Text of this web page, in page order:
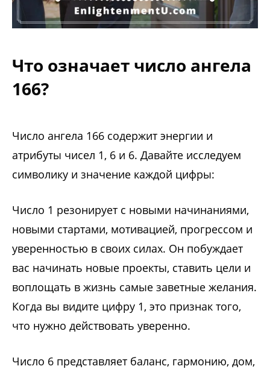
Что означает число ангела
166?
Число ангела 166 содержит энергии и
атрибуты чисел 1, 6 и 6. Давайте исследуем
символику и значение каждой цифры:
Число 1 резонирует с новыми начинаниями,
новыми стартами, мотивацией, прогрессом и
уверенностью в своих силах. Он побуждает
вас начинать новые проекты, ставить цели и
воплощать в жизнь самые заветные желания.
Когда вы видите цифру 1, это признак того,
что нужно действовать уверенно.
Число 6 представляет баланс, гармонию, дом,